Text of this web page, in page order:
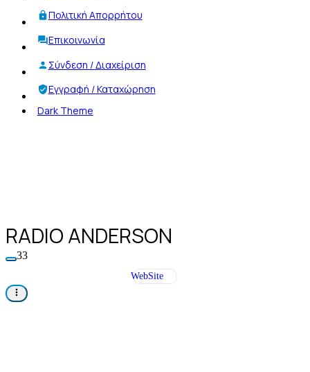
Πολιτική Απορρήτου
Επικοινωνία
Σύνδεση / Διαχείριση
Εγγραφή / Καταχώρηση
Dark Theme
RADIO ANDERSON
33
WebSite